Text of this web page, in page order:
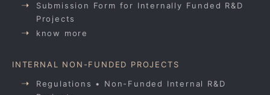
Submission Form for Internally Funded R&D
Projects
know more
INTERNAL NON-FUNDED PROJECTS
Regulations • Non-Funded Internal R&D